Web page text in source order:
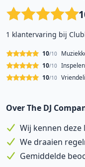
1 klantervaring bij
10/10
10/10
10/10
Over The DJ
Wij kennen deze
We draaien
Gemiddelde